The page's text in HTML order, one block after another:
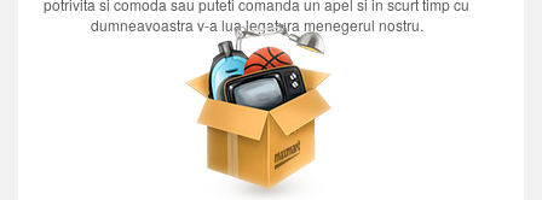
potrivita si comoda sau puteti comanda un apel si in scurt timp cu
dumneavoastra v-a lua legatura menegerul nostru.